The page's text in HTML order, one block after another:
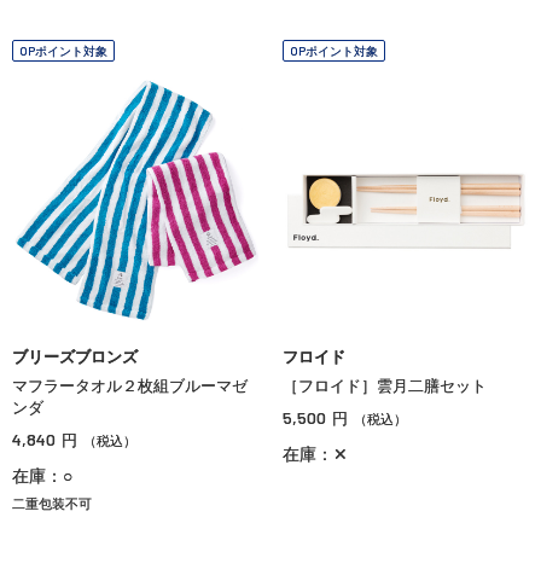
OPポイント対象
ブリーズブロンズ
マフラータオル２枚組ブルーマゼ
ンダ
4,840 円 （税込）
在庫：○
二重包装不可
OPポイント対象
フロイド
［フロイド］雲月二膳セット
5,500 円 （税込）
在庫：✕